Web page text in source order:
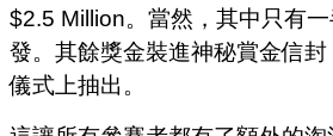
$2.5 Million。當然，其中只有
發。其餘獎金裝進神秘賞金信
儀式上抽出。